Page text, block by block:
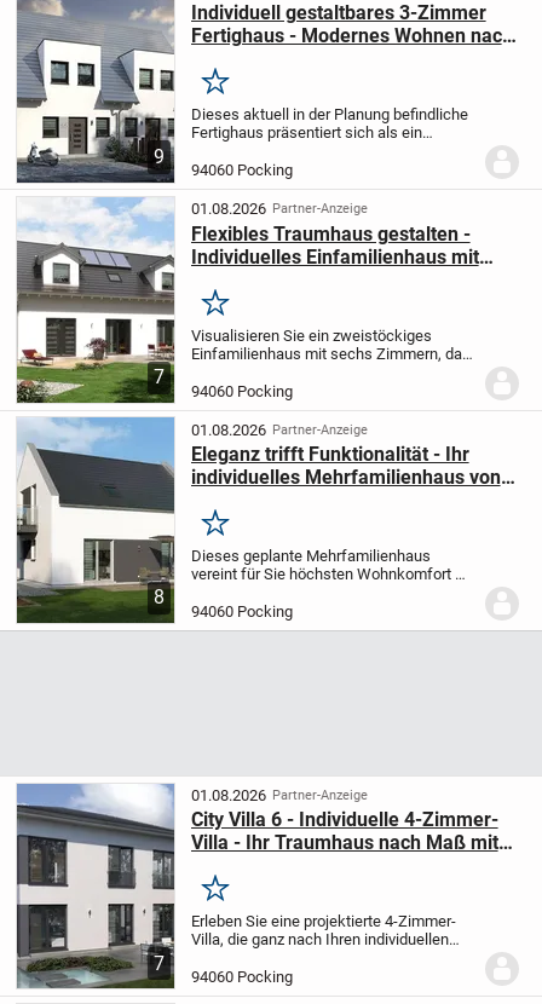
9
Individuell gestaltbares 3-Zimmer
Fertighaus - Modernes Wohnen nach
Merken
Dieses aktuell in der Planung befindliche
Fertighaus präsentiert sich als ein
auf Ihre individuellen Bedürfnisse und
Vorstellungen abgestimmt wird.Mit einer...
94060 Pocking
7
01.08.2026 Partner-Anzeige
Flexibles Traumhaus gestalten -
Individuelles Einfamilienhaus mit
Merken
Visualisieren Sie ein zweistöckiges
Einfamilienhaus mit sechs Zimmern, das
zugeschnitten ist. Auf großzügigen 192,87
m² Wohnfläche erwarten Sie vier
geräumige...
94060 Pocking
8
01.08.2026 Partner-Anzeige
Eleganz trifft Funktionalität - Ihr
individuelles Mehrfamilienhaus von
Merken
Dieses geplante Mehrfamilienhaus
vereint für Sie höchsten Wohnkomfort mit
großzügigen Wohnfläche von 159,44 m²
auf zwei Ebenen und 4,0 Zimmern lässt
94060 Pocking
7
01.08.2026 Partner-Anzeige
City Villa 6 - Individuelle 4-Zimmer-
Villa - Ihr Traumhaus nach Maß mit
Merken
Erleben Sie eine projektierte 4-Zimmer-
Villa, die ganz nach Ihren individuellen
wird. Mit einer großzügigen Wohnfläche
von 166,69 m² bietet dieses Haus zwei
94060 Pocking